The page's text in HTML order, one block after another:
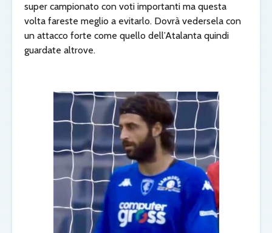
super campionato con voti importanti ma questa
volta fareste meglio a evitarlo. Dovrà vedersela con
un attacco forte come quello dell’Atalanta quindi
guardate altrove.